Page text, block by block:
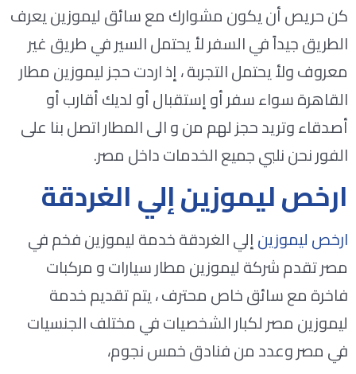
كن حريص أن يكون مشوارك مع سائق ليموزين يعرف
الطريق جيداً في السفر لأ يحتمل السير في طريق غير
معروف ولأ يحتمل التجربة ، إذ اردت حجز ليموزين مطار
القاهرة سواء سفر أو إستقبال أو لديك أقارب أو
أصدقاء وتريد حجز لهم من و الى المطار اتصل بنا على
الفور نحن نلبي جميع الخدمات داخل مصر.
ارخص ليموزين إلي الغردقة
ارخص ليموزينإلي الغردقة خدمة ليموزين فخم في
مصر تقدم شركة ليموزين مطار سيارات و مركبات
فاخرة مع سائق خاص محترف ، يتم تقديم خدمة
ليموزين مصر لكبار الشخصيات في مختلف الجنسيات
في مصر وعدد من فنادق خمس نجوم،